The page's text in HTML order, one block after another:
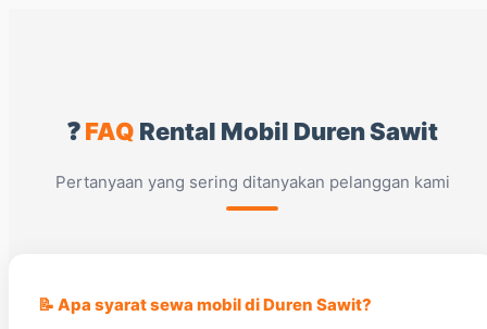
❓FAQ Rental Mobil Duren Sawit
Pertanyaan yang sering ditanyakan pelanggan kami
📝 Apa syarat sewa mobil di Duren Sawit?